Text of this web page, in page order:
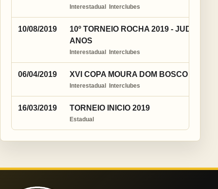
Interestadual  Interclubes
10/08/2019
10º TORNEIO ROCHA 2019 - JUDÔ
ANOS
Interestadual  Interclubes
06/04/2019 XVI COPA MOURA DOM BOSCO DE
Interestadual  Interclubes
16/03/2019 TORNEIO INICIO 2019
Estadual